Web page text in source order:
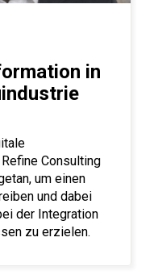
in
Consulting
um einen
und dabei
der Integration
zu erzielen.